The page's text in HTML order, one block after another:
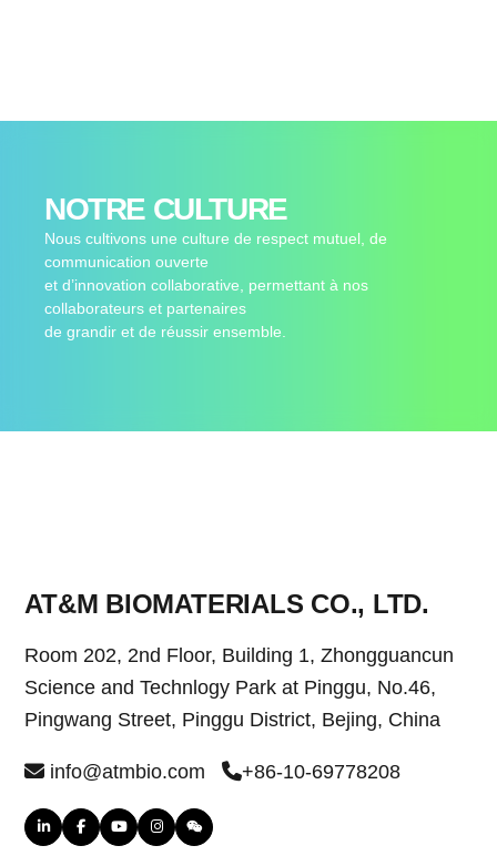
NOTRE CULTURE
Nous cultivons une culture de respect mutuel, de
communication ouverte
et d’innovation collaborative, permettant à nos
collaborateurs et partenaires
de grandir et de réussir ensemble.
AT&M BIOMATERIALS CO., LTD.
Room 202, 2nd Floor, Building 1, Zhongguancun
Science and Technlogy Park at Pinggu, No.46,
Pingwang Street, Pinggu District, Bejing, China
info@atmbio.com +86-10-69778208